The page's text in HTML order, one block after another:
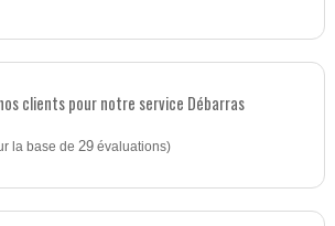
clients pour notre service Débarras
la base de 29évaluations)